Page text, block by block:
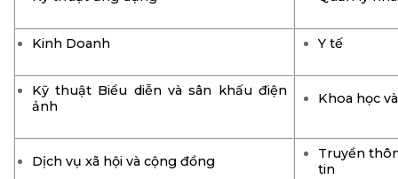
Kinh Doanh Y tế
Kỹ thuật Biểu diễn và sân khấu điện
ảnh
Khoa học
Dịch vụ xã hội và cộng đồng
Truyền
tin